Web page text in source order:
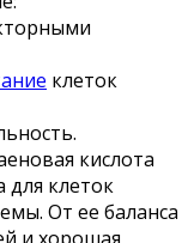
клеток
кислота
для клеток
От ее баланса